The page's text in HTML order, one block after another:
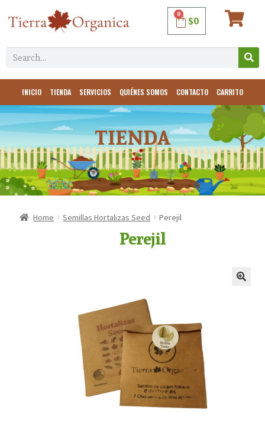
$0
0
INICIO TIENDA SERVICIOS QUIÉNES SOMOS CONTACTO CARRITO
TIENDA
Home Semillas Hortalizas Seed Perejil
Perejil